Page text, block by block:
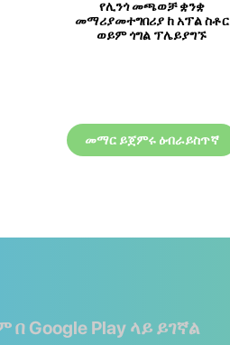
የሊንጎ መጫወቻ ቋንቋ
መማሪያመተግበሪያ ከ አፕል ስቶር
ወይም ጎግል ፕሌይያግኙ
መማር ይጀምሩ ዕብራይስጥኛ
Google Play ላይ ይገኛል